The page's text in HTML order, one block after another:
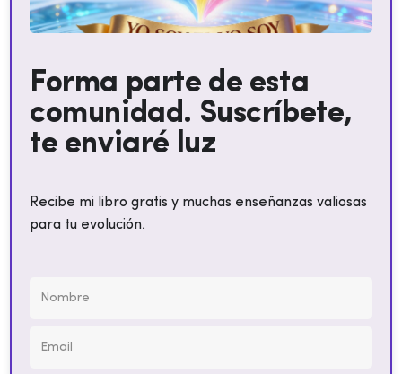
Forma parte de esta
comunidad. Suscríbete,
te enviaré luz
Recibe mi libro gratis y muchas enseñanzas valiosas
para tu evolución.